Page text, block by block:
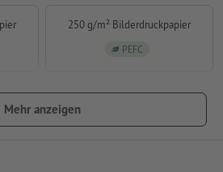
250 g/m² Bilderdruckpapier
PEFC
Mehr anzeigen